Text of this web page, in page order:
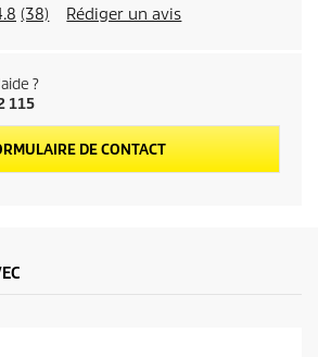
(38) Rédiger un avis
?
115
DE CONTACT